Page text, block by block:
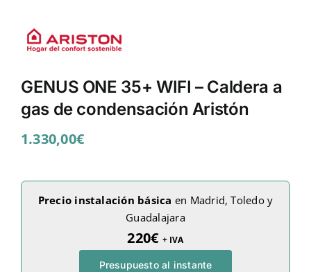
GENUS ONE 35+ WIFI – Caldera a
gas de condensación Aristón
1.330,00€
Precio instalación básica en Madrid, Toledo y
Guadalajara
220€ + IVA
Presupuesto al instante